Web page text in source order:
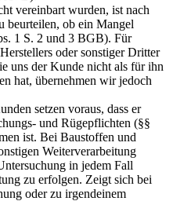
vereinbart wurden, ist nach
beurteilen, ob ein Mangel
1 S. 2 und 3 BGB). Für
oder sonstiger Dritter
uns der Kunde nicht als für ihn
hat, übernehmen wir jedoch
setzen voraus, dass er
und Rügepflichten (§§
ist. Bei Baustoffen und
Weiterverarbeitung
in jedem Fall
zu erfolgen. Zeigt sich bei
oder zu irgendeinem